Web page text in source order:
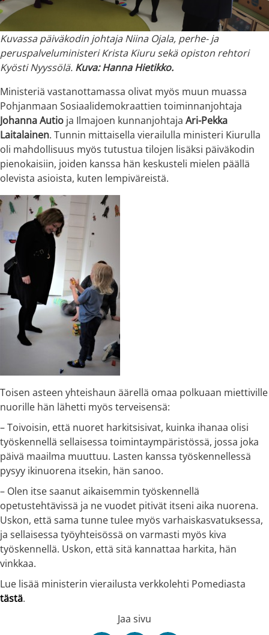
Kuvassa päiväkodin johtaja Niina Ojala, perhe- ja
peruspalveluministeri Krista Kiuru sekä opiston rehtori
Kyösti Nyyssölä. Kuva: Hanna Hietikko.
Ministeriä vastanottamassa olivat myös muun muassa
Pohjanmaan Sosiaalidemokraattien toiminnanjohtaja
Johanna Autio ja Ilmajoen kunnanjohtaja Ari-Pekka
Laitalainen. Tunnin mittaisella vierailulla ministeri Kiurulla
oli mahdollisuus myös tutustua tilojen lisäksi päiväkodin
pienokaisiin, joiden kanssa hän keskusteli mielen päällä
olevista asioista, kuten lempiväreistä.
Toisen asteen yhteishaun äärellä omaa polkuaan miettiville
nuorille hän lähetti myös terveisensä:
– Toivoisin, että nuoret harkitsisivat, kuinka ihanaa olisi
työskennellä sellaisessa toimintaympäristössä, jossa joka
päivä maailma muuttuu. Lasten kanssa työskennellessä
pysyy ikinuorena itsekin, hän sanoo.
– Olen itse saanut aikaisemmin työskennellä
opetustehtävissä ja ne vuodet pitivät itseni aika nuorena.
Uskon, että sama tunne tulee myös varhaiskasvatuksessa,
ja sellaisessa työyhteisössä on varmasti myös kiva
työskennellä. Uskon, että sitä kannattaa harkita, hän
vinkkaa.
Lue lisää ministerin vierailusta verkkolehti Pomediasta
tästä.
Jaa sivu